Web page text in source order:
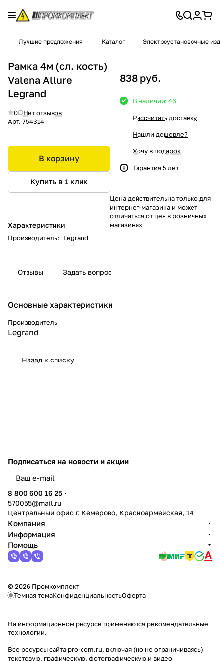
Лучшие предложения Каталог Электроустановочные
Рамка 4м (сл. кость)
Valena Allure
Legrand
0
Нет отзывов
Арт. 754314
В корзину
Купить в 1 клик
Характеристики
Производитель: Legrand
838 руб.
В наличии: 46
Рассчитать доставку
Нашли дешевле?
Хочу в подарок
Гарантия 5 лет
Цена действительна только для
интернет-магазина и может
отличаться от цен в розничных
магазинах
Отзывы Задать вопрос
Основные характеристики
Производитель
Legrand
Назад к списку
Подписаться на новости и акции
8 800 600 16 25
570055@mail.ru
Центральный офис г. Кемерово, Красноармейская, 14
Компания
Информация
Помощь
© 2026 Промкомплект
Темная темаКонфиденциальностьОферта
На информационном ресурсе применяются рекомендательные
технологии.
Все ресурсы сайта pro-com.ru, включая (но не ограничиваясь)
текстовую, графическую, фотографическую и видео